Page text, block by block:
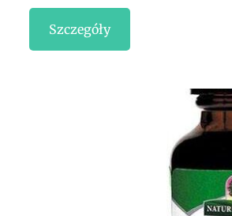
Szczegóły